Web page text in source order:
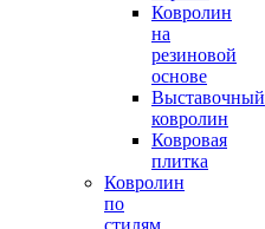
Ковролин
на
резиновой
основе
Выставочный
ковролин
Ковровая
плитка
Ковролин
по
стилям